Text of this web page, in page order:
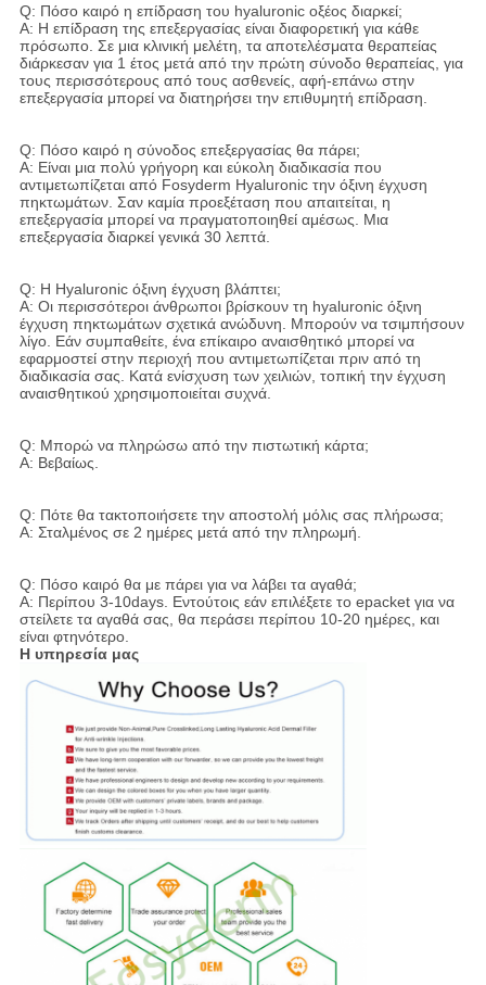
Q: Πόσο καιρό η επίδραση του hyaluronic οξέος διαρκεί;
Α: Η επίδραση της επεξεργασίας είναι διαφορετική για κάθε
πρόσωπο. Σε μια κλινική μελέτη, τα αποτελέσματα θεραπείας
διάρκεσαν για 1 έτος μετά από την πρώτη σύνοδο θεραπείας, για
τους περισσότερους από τους ασθενείς, αφή-επάνω στην
επεξεργασία μπορεί να διατηρήσει την επιθυμητή επίδραση.
Q: Πόσο καιρό η σύνοδος επεξεργασίας θα πάρει;
Α: Είναι μια πολύ γρήγορη και εύκολη διαδικασία που
αντιμετωπίζεται από Fosyderm Hyaluronic την όξινη έγχυση
πηκτωμάτων. Σαν καμία προεξέταση που απαιτείται, η
επεξεργασία μπορεί να πραγματοποιηθεί αμέσως. Μια
επεξεργασία διαρκεί γενικά 30 λεπτά.
Q: Η Hyaluronic όξινη έγχυση βλάπτει;
Α: Οι περισσότεροι άνθρωποι βρίσκουν τη hyaluronic όξινη
έγχυση πηκτωμάτων σχετικά ανώδυνη. Μπορούν να τσιμπήσουν
λίγο. Εάν συμπαθείτε, ένα επίκαιρο αναισθητικό μπορεί να
εφαρμοστεί στην περιοχή που αντιμετωπίζεται πριν από τη
διαδικασία σας. Κατά ενίσχυση των χειλιών, τοπική την έγχυση
αναισθητικού χρησιμοποιείται συχνά.
Q: Μπορώ να πληρώσω από την πιστωτική κάρτα;
Α: Βεβαίως.
Q: Πότε θα τακτοποιήσετε την αποστολή μόλις σας πλήρωσα;
Α: Σταλμένος σε 2 ημέρες μετά από την πληρωμή.
Q: Πόσο καιρό θα με πάρει για να λάβει τα αγαθά;
Α: Περίπου 3-10days. Εντούτοις εάν επιλέξετε το epacket για να
στείλετε τα αγαθά σας, θα περάσει περίπου 10-20 ημέρες, και
είναι φτηνότερο.
Η υπηρεσία μας